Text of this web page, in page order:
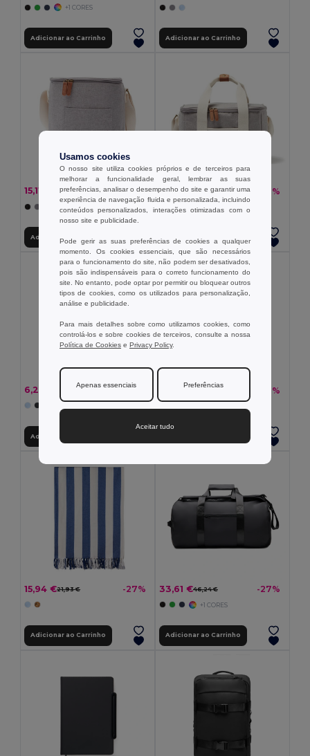
+1 CORES
Adicionar ao Carrinho Adicionar ao Carrinho
15,11 € 20,79 € -27%
Adicionar ao Carrinho
20,99 €28,87 € -27%
6,25 € -9%
Adicionar ao Carrinho
15,94 € -27%
15,94 €21,93 € -27%
Adicionar ao Carrinho
33,61 €46,24 € -27%
+1 CORES
Adicionar ao Carrinho
Usamos cookies
O nosso site utiliza cookies próprios e de terceiros para
melhorar a funcionalidade geral, lembrar as suas
preferências, analisar o desempenho do site e garantir uma
experiência de navegação fluida e personalizada, incluindo
conteúdos personalizados, interações otimizadas com o
nosso site e publicidade.
Pode gerir as suas preferências de cookies a qualquer
momento. Os cookies essenciais, que são necessários
para o funcionamento do site, não podem ser desativados,
pois são indispensáveis para o correto funcionamento do
site. No entanto, pode optar por permitir ou bloquear outros
tipos de cookies, como os utilizados para personalização,
análise e publicidade.
Para mais detalhes sobre como utilizamos cookies, como
controlá-los e sobre cookies de terceiros, consulte a nossa
Política de Cookies e Privacy Policy.
Apenas essenciais Preferências
Aceitar tudo